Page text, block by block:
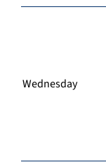
Wednesday